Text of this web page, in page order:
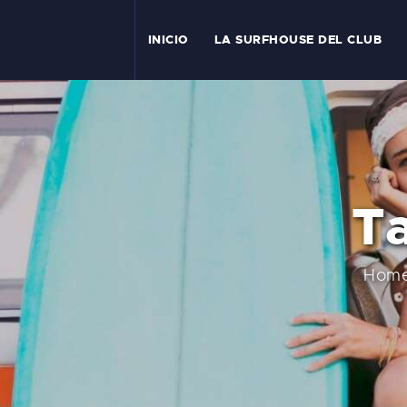
INICIO LA SURFHOUSE DEL CLUB